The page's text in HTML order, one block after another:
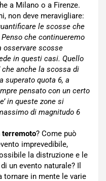
a Milano o a Firenze.
non deve meravigliare:
le scosse che
che continueremo
osservare scosse
in questi casi. Quello
che anche la scossa di
superato quota 6, a
pensato con un certo
in queste zone si
di magnitudo 6
terremoto? Come può
imprevedibile,
la distruzione e le
un evento naturale? Il
tornare in mente le varie